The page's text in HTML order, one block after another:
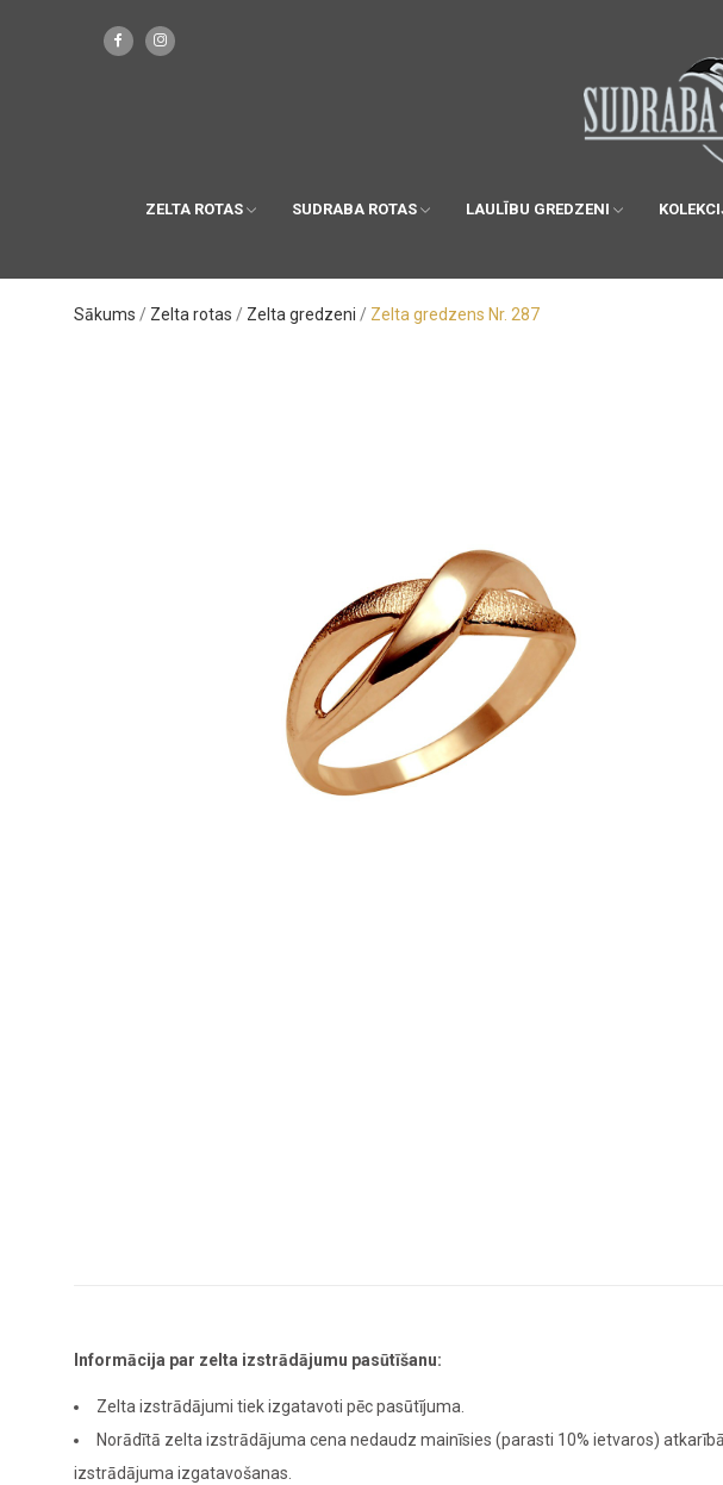
ZELTA ROTAS SUDRABA ROTAS LAULĪBU GREDZENI
Sākums Zelta rotas Zelta gredzeni Zelta gredzens Nr. 287
Informācija par zelta izstrādājumu pasūtīšanu:
Zelta izstrādājumi tiek izgatavoti pēc pasūtījuma.
Norādītā zelta izstrādājuma cena nedaudz mainīsies (parasti 10% ietvaros)
izstrādājuma izgatavošanas.